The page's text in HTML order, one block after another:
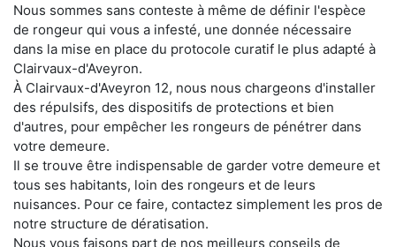
Nous sommes sans conteste à même de définir l'espèce
de rongeur qui vous a infesté, une donnée nécessaire
dans la mise en place du protocole curatif le plus adapté à
Clairvaux-d'Aveyron.
À Clairvaux-d'Aveyron 12, nous nous chargeons d'installer
des répulsifs, des dispositifs de protections et bien
d'autres, pour empêcher les rongeurs de pénétrer dans
votre demeure.
Il se trouve être indispensable de garder votre demeure et
tous ses habitants, loin des rongeurs et de leurs
nuisances. Pour ce faire, contactez simplement les pros de
notre structure de dératisation.
Nous vous faisons part de nos meilleurs conseils de